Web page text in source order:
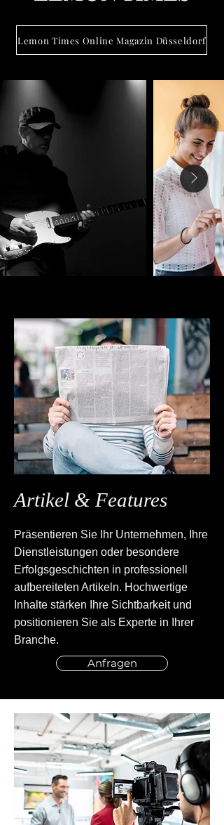
Lemon Times Online Magazin Düsseldorf
Artikel & Features
Präsentieren Sie Ihr Unternehmen, Ihre
Dienstleistungen oder besondere
Erfolgsgeschichten in professionell
aufbereiteten Artikeln. Hochwertige
Inhalte stärken Ihre Sichtbarkeit und
positionieren Sie als Experte in Ihrer
Branche.
Anfragen